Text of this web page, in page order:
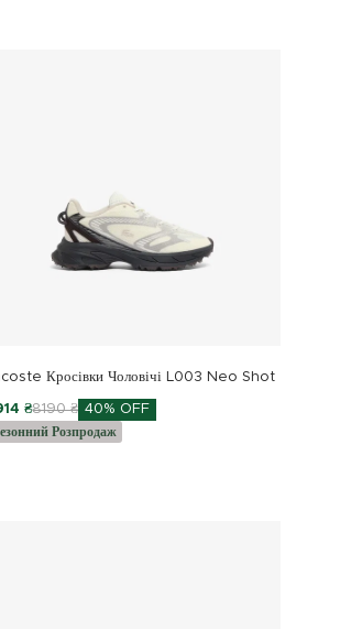
Кросівки Чоловічі L003 Neo Shot
₴8190 ₴ 40% OFF
Розпродаж